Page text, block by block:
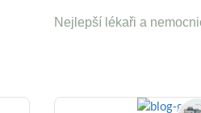
Nejlepší lékaři a